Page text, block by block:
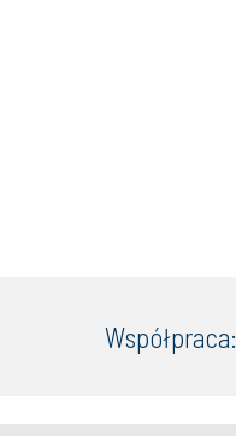
Współpraca: